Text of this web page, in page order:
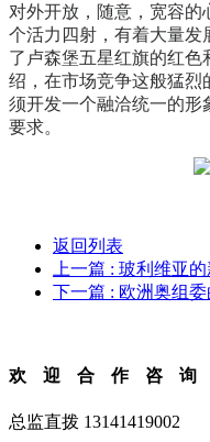
对外开放，随意，宽容的
个活力四射，有着大量发
了卢森堡五星红旗的红色
绍，在市场竞争这般猛烈
须开发一个融洽统一的形
要求。
返回列表
上一篇 : 玻利维亚
下一篇 : 欧洲奥组
欢迎合作咨询
总监直拨 13141419002